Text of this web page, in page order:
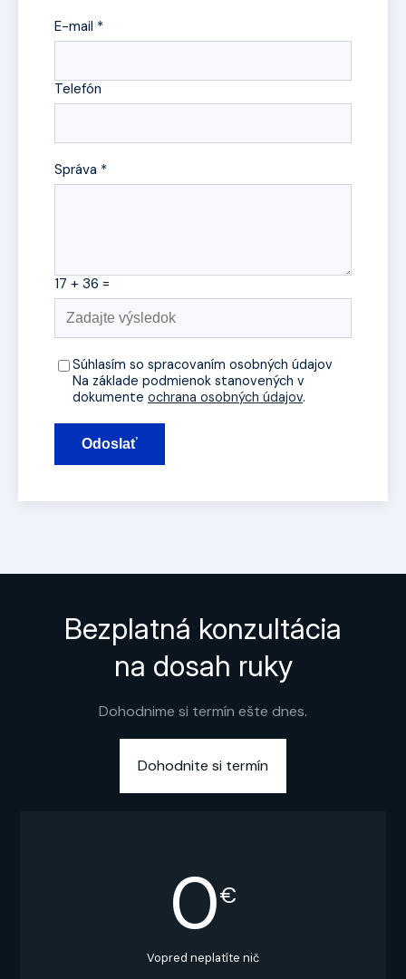
E-mail *
Telefón
Správa *
17 + 36 =
Súhlasím so spracovaním osobných údajov
Na základe podmienok stanovených v
dokumente ochrana osobných údajov.
Odoslať
Bezplatná konzultácia
na dosah ruky
Dohodnime si termín ešte dnes.
Dohodnite si termín
0€
Vopred neplatíte nič